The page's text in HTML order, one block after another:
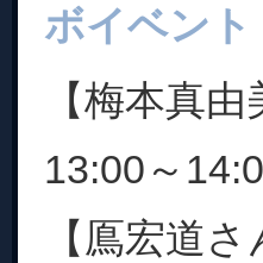
ボイベント
【梅本真
13:00～
【鳫宏道